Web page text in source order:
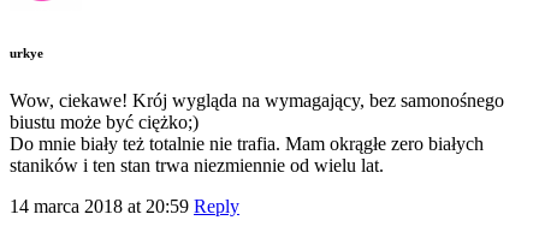
urkye
Wow, ciekawe! Krój wygląda na wymagający, bez samonośnego
biustu może być ciężko;)
Do mnie biały też totalnie nie trafia. Mam okrągłe zero białych
staników i ten stan trwa niezmiennie od wielu lat.
14 marca 2018 at 20:59 Reply